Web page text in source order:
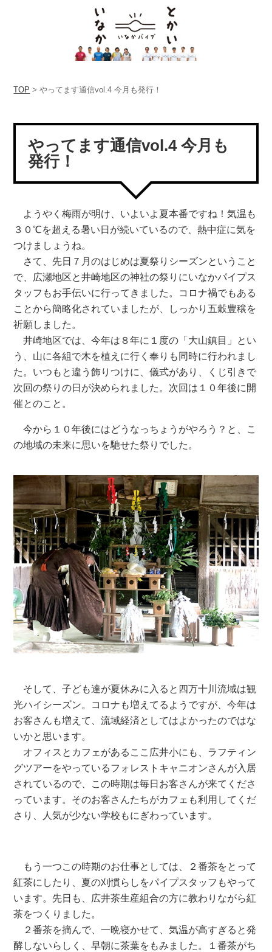
TOP > やってます通信vol.4 今月も発行！
やってます通信vol.4 今月も
発行！
ようやく梅雨が明け、いよいよ夏本番ですね！気温も
３０℃を超える暑い日が続いているので、熱中症に気を
つけましょうね。
さて、先日７月のはじめは夏祭りシーズンということ
で、広瀬地区と井崎地区の神社の祭りにいなかパイプス
タッフもお手伝いに行ってきました。コロナ禍でもある
ことから簡略化されていましたが、しっかり五穀豊穣を
祈願しました。
井崎地区では、今年は８年に１度の「大山鎮目」とい
う、山に各組で木を植えに行く奉りも同時に行われまし
た。いつもと違う飾りつけに、儀式があり、くじ引きで
次回の祭りの日が決められました。次回は１０年後に開
催とのこと。
今から１０年後にはどうなっちょうがやろう？と、こ
の地域の未来に思いを馳せた祭りでした。
そして、子ども達が夏休みに入ると四万十川流域は観
光ハイシーズン。コロナも増えてるようですが、今年は
お客さんも増えて、流域経済としてはよかったのではな
いかと思います。
オフィスとカフェがあるここ広井小にも、ラフティン
グツアーをやっているフォレストキャニオンさんが入居
されているので、この時期は毎日お客さんが来てくださ
っています。そのお客さんたちがカフェも利用してくだ
さり、人気が少ない学校もにぎわっています。
もう一つこの時期のお仕事としては、２番茶をとって
紅茶にしたり、夏の刈慣らしをパイプスタッフもやって
います。先日も、広井茶生産組合の方に教わりながら紅
茶をつくりました。
２番茶を摘んで、一晩寝かせて、気温が高すぎると発
酵しないらしく、早朝に茶葉をもみました。１番茶がち